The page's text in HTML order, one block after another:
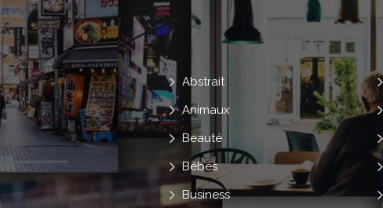
Abstrait
Animaux
Beauté
Bébés
Business